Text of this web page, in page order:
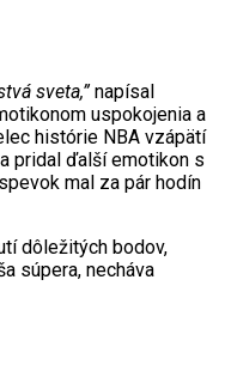
sveta,”napísal
uspokojenia a
histórie NBA vzápätí
pridal ďalší emotikon s
mal za pár hodín
dôležitých bodov,
súpera, necháva